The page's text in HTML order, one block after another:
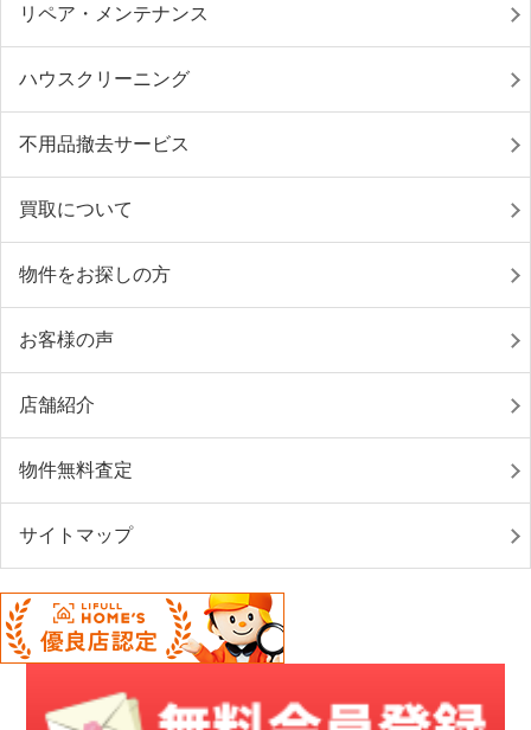
リペア・メンテナンス
ハウスクリーニング
不用品撤去サービス
買取について
物件をお探しの方
お客様の声
店舗紹介
物件無料査定
サイトマップ